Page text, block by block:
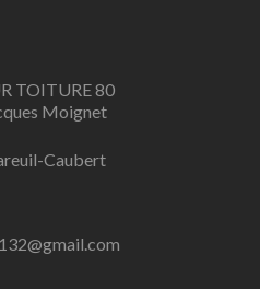
TOITURE 80
Moignet
Caubert